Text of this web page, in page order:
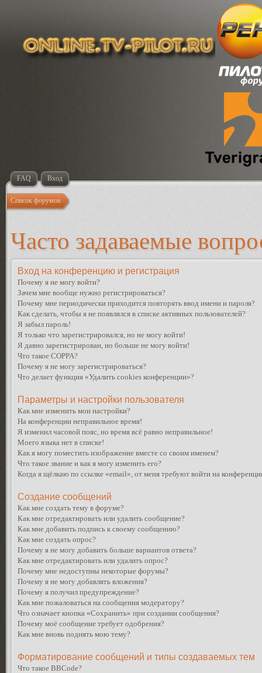
FAQ Вход
Список форумов
Часто задаваемые
Вход на конференцию и регистрация
Почему я не могу войти?
Зачем мне вообще нужно регистрироваться?
Почему мне периодически приходится повторять ввод имени и пароля?
Как сделать, чтобы я не появлялся в списке активных пользователей?
Я забыл пароль!
Я только что зарегистрировался, но не могу войти!
Я давно зарегистрирован, но больше не могу войти!
Что такое COPPA?
Почему я не могу зарегистрироваться?
Что делает функция «Удалить cookies конференции»?
Параметры и настройки пользователя
Как мне изменить мои настройки?
На конференции неправильное время!
Я изменил часовой пояс, но время всё равно неправильное!
Моего языка нет в списке!
Как я могу поместить изображение вместе со своим именем?
Что такое звание и как я могу изменить его?
Когда я щёлкаю по ссылке «email», от меня требуют войти на
Создание сообщений
Как мне создать тему в форуме?
Как мне отредактировать или удалить сообщение?
Как мне добавить подпись к своему сообщению?
Как мне создать опрос?
Почему я не могу добавить больше вариантов ответа?
Как мне отредактировать или удалить опрос?
Почему мне недоступны некоторые форумы?
Почему я не могу добавлять вложения?
Почему я получил предупреждение?
Как мне пожаловаться на сообщения модератору?
Что означает кнопка «Сохранить» при создании сообщения?
Почему моё сообщение требует одобрения?
Как мне вновь поднять мою тему?
Форматирование сообщений и типы создаваемых тем
Что такое BBCode?